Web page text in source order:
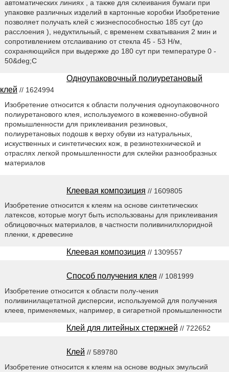
автоматических линиях , а также для склеивания бумаги при
упаковке различных изделий в картонные коробки Изобретение
позволяет получать клей с жизнеспособностью 185 сут (до
расслоения ), недуктильный, с временем схватывания 2 мин и
сопротивлением отслаиванию от стекла 45 - 53 Н/м,
сохраняющийся при выдержке до 180 сут при температуре 0 -
50&deg;С
Одноупаковочный полиуретановый
клей // 1624994
Изобретение относится к области получения одноупаковочного
полиуретанового клея, используемого в кожевенно-обувной
промышленности для приклеивания резиновых,
полиуретановых подошв к верху обуви из натуральных,
искуственных и синтетических кож, в резинотехнической и
отраслях легкой промышленности для склейки разнообразных
материалов
Клеевая композиция // 1609805
Изобретение относится к клеям на основе синтетических
латексов, которые могут быть использованы для приклеивания
облицовочных материалов, в частности поливинилхлоридной
пленки, к древесине
Клеевая композиция // 1309557
Способ получения клея // 1081999
Изобретение относится к области полу-чения
поливинилацетатной дисперсии, используемой для получения
клеев, применяемых, например, в сигаретной промышленности
Клей для литейных стержней // 722652
Клей // 589780
Изобретение относится к клеям на основе водных эмульсий